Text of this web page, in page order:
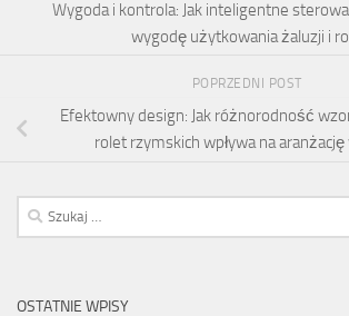
Wygoda i kontrola: Jak inteligentne
wygodę użytkowania żaluzji i
POPRZEDNI POST
Efektowny design: Jak różnorodność
rolet rzymskich wpływa na
Szukaj:
OSTATNIE WPISY